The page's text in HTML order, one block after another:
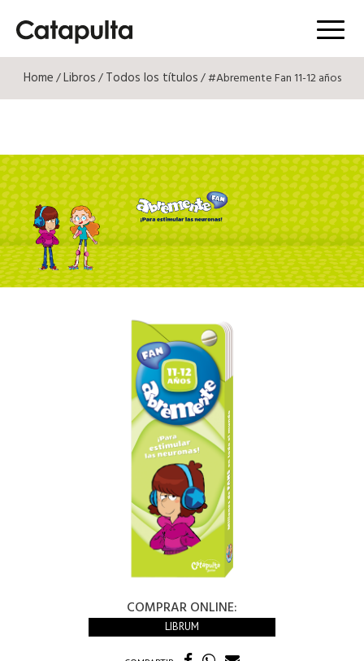
Menú
Home/Libros/Todos los títulos/ #Abremente Fan 11-12 años
COMPRAR ONLINE:
LIBRUM